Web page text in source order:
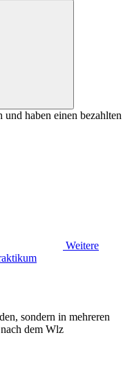
und haben einen bezahlten
Weitere
sondern in mehreren
dem Wlz